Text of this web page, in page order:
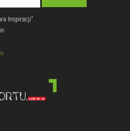
Inspiracji"